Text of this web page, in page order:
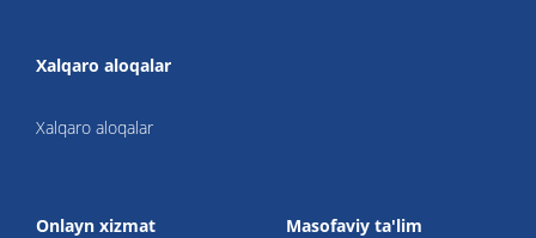
Xalqaro aloqalar
Xalqaro aloqalar
Onlayn xizmat Masofaviy ta'lim